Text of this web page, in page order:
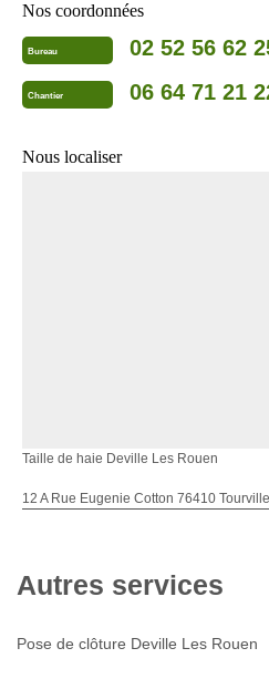
Nos coordonnées
Bureau 02 52 56 62
Chantier 06 64 71 21
Nous localiser
Taille de haie Deville Les Rouen
12 A Rue Eugenie Cotton 76410
Autres services
Pose de clôture Deville Les Rouen